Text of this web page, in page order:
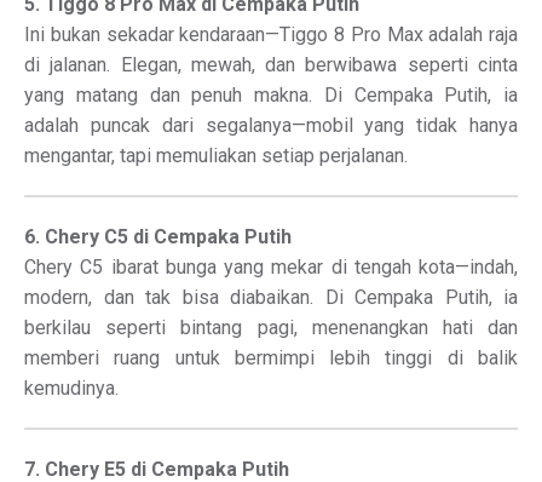
Ini bukan sekadar kendaraan—Tiggo 8 Pro Max adalah raja
di jalanan. Elegan, mewah, dan berwibawa seperti cinta
yang matang dan penuh makna. Di Cempaka Putih, ia
adalah puncak dari segalanya—mobil yang tidak hanya
mengantar, tapi memuliakan setiap perjalanan.
6. Chery C5 di Cempaka Putih
Chery C5 ibarat bunga yang mekar di tengah kota—indah,
modern, dan tak bisa diabaikan. Di Cempaka Putih, ia
berkilau seperti bintang pagi, menenangkan hati dan
memberi ruang untuk bermimpi lebih tinggi di balik
kemudinya.
7. Chery E5 di Cempaka Putih